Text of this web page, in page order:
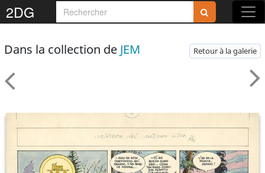
2DG
Dans la collection de JEM Retour à la galerie